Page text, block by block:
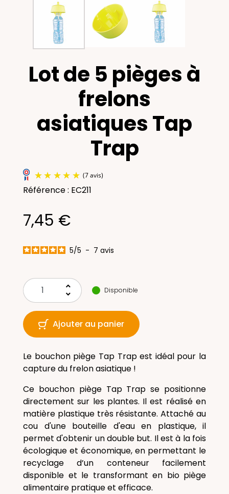
Lot de 5 pièges à
frelons
asiatiques Tap
Trap
Référence : EC211
7,45 €
5/5 - 7 avis
keyboard_arrow_up
keyboard_arrow_down
Disponible
Ajouter au panier
Le bouchon piège Tap Trap est idéal pour la
capture du frelon asiatique !
Ce bouchon piège Tap Trap se positionne
directement sur les plantes. Il est réalisé en
matière plastique très résistante. Attaché au
cou d'une bouteille d'eau en plastique, il
permet d'obtenir un double but. Il est à la fois
écologique et économique, en permettant le
recyclage d’un conteneur facilement
disponible et le transformant en bio piège
alimentaire pratique et efficace.